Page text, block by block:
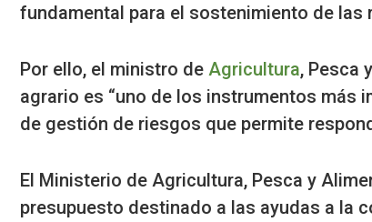
fundamental para el sostenimiento de las
Por ello, el ministro de Agricultura, Pesca
agrario es “uno de los instrumentos más
de gestión de riesgos que permite
El Ministerio de Agricultura, Pesca y
presupuesto destinado a las ayudas a la